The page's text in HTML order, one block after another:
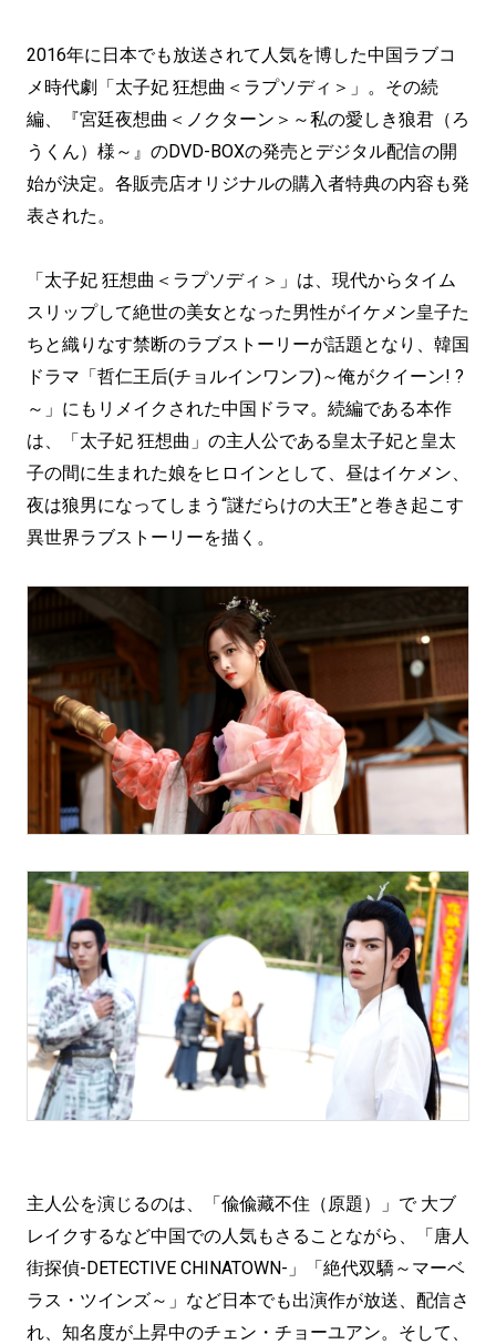
2016年に日本でも放送されて人気を博した中国ラブコ
メ時代劇「太子妃 狂想曲＜ラプソディ＞」。その続
編、『宮廷夜想曲＜ノクターン＞～私の愛しき狼君（ろ
うくん）様～』のDVD-BOXの発売とデジタル配信の開
始が決定。各販売店オリジナルの購入者特典の内容も発
表された。
「太子妃 狂想曲＜ラプソディ＞」は、現代からタイム
スリップして絶世の美女となった男性がイケメン皇子た
ちと織りなす禁断のラブストーリーが話題となり、韓国
ドラマ「哲仁王后(チョルインワンフ)～俺がクイーン! ?
～」にもリメイクされた中国ドラマ。続編である本作
は、「太子妃 狂想曲」の主人公である皇太子妃と皇太
子の間に生まれた娘をヒロインとして、昼はイケメン、
夜は狼男になってしまう“謎だらけの大王”と巻き起こす
異世界ラブストーリーを描く。
主人公を演じるのは、「偸偸藏不住（原題）」で 大ブ
レイクするなど中国での人気もさることながら、「唐人
街探偵-DETECTIVE CHINATOWN-」「絶代双驕～マーベ
ラス・ツインズ～」など日本でも出演作が放送、配信さ
れ、知名度が上昇中のチェン・チョーユアン。そして、